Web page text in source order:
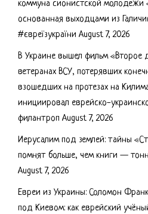
коммуна сионистской
основанная выходцами из
#євреїзукраїни August 7, 2026
В Украине вышел фильм
ветеранах ВСУ, потерявших
взошедших на протезах на
инициировал еврейско-
филантроп August 7, 2026
Иерусалим под землей: тайны
помнят больше, чем книги —
August 7, 2026
Евреи из Украины: Соломон
под Киевом: как еврейский